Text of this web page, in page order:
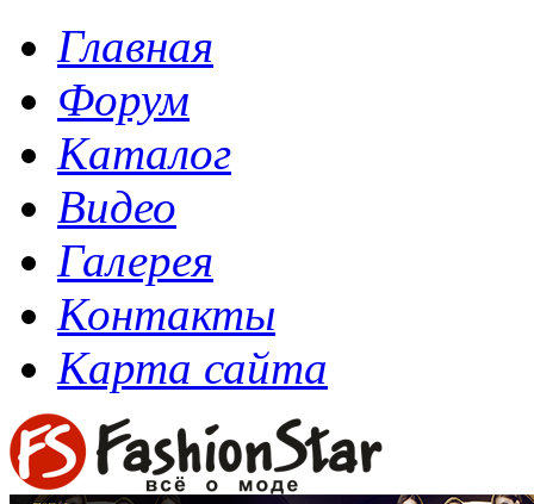
Главная
Форум
Каталог
Видео
Галерея
Контакты
Карта сайта